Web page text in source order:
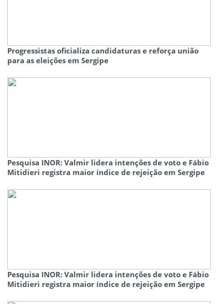
Progressistas oficializa candidaturas e reforça união
para as eleições em Sergipe
Pesquisa INOR: Valmir lidera intenções de voto e Fábio
Mitidieri registra maior índice de rejeição em Sergipe
Pesquisa INOR: Valmir lidera intenções de voto e Fábio
Mitidieri registra maior índice de rejeição em Sergipe